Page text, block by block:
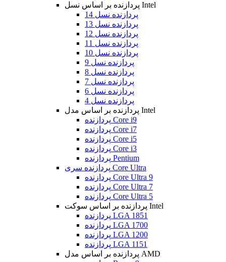
پردازنده بر اساس نسل Intel
پردازنده نسل 14
پردازنده نسل 13
پردازنده نسل 12
پردازنده نسل 11
پردازنده نسل 10
پردازنده نسل 9
پردازنده نسل 8
پردازنده نسل 7
پردازنده نسل 6
پردازنده نسل 4
پردازنده بر اساس مدل Intel
پردازنده Core i9
پردازنده Core i7
پردازنده Core i5
پردازنده Core i3
پردازنده Pentium
پردازنده سری Core Ultra
پردازنده Core Ultra 9
پردازنده Core Ultra 7
پردازنده Core Ultra 5
پردازنده بر اساس سوکت Intel
پردازنده LGA 1851
پردازنده LGA 1700
پردازنده LGA 1200
پردازنده LGA 1151
پردازنده بر اساس مدل AMD